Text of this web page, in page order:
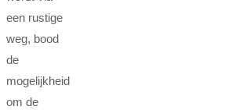
een rustige
weg, bood
de
mogelijkheid
om de